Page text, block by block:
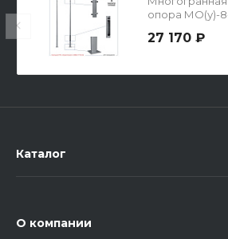
опора МО(у)-
27 170 ₽
Каталог
О компании